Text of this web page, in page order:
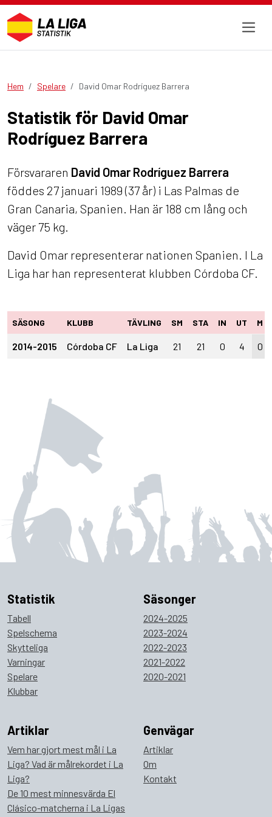
Hem Spelare David Omar Rodríguez Barrera
Statistik för David Omar
Rodríguez Barrera
Försvararen David Omar Rodríguez Barrera
föddes 27 januari 1989 (37 år) i Las Palmas de
Gran Canaria, Spanien. Han är 188 cm lång och
väger 75 kg.
David Omar representerar nationen Spanien. I La
Liga har han representerat klubben Córdoba CF.
SÄSONG KLUBB TÄVLING SM STA IN UT M
2014-2015 Córdoba CF La Liga 21 21 0 4 0
Statistik
Tabell
Spelschema
Skytteliga
Varningar
Spelare
Klubbar
Säsonger
2024-2025
2023-2024
2022-2023
2021-2022
2020-2021
Artiklar
Vem har gjort mest mål i La
Liga? Vad är målrekordet i La
Liga?
De 10 mest minnesvärda El
Clásico-matcherna i La Ligas
Genvägar
Artiklar
Om
Kontakt